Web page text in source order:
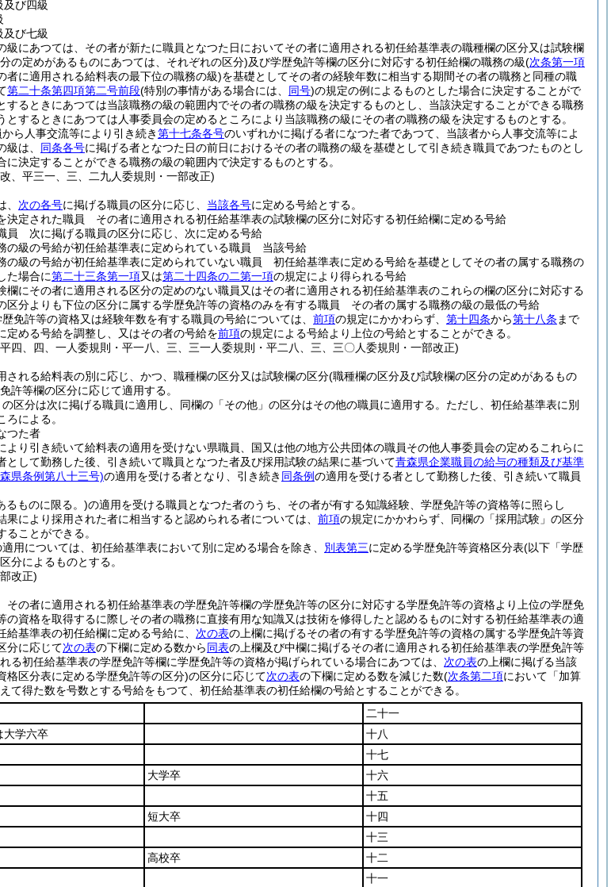
及び四級
及び七級
級にあつては、その者が新たに職員となつた日においてその者に適用される初任給基準表の職種欄の区分又は試験欄
の定めがあるものにあつては、それぞれの区分)及び学歴免許等欄の区分に対応する初任給欄の職務の級(次条第一項
者に適用される給料表の最下位の職務の級)を基礎としてその者の経験年数に相当する期間その者の職務と同種の職
第二十条第四項第二号前段(特別の事情がある場合には、 同号)の規定の例によるものとした場合に決定することがで
するときにあつては当該職務の級の範囲内でその者の職務の級を決定するものとし、当該決定することができる職務
するときにあつては人事委員会の定めるところにより当該職務の級にその者の職務の級を決定するものとする。
ら人事交流等により引き続き第十七条各号のいずれかに掲げる者になつた者であつて、当該者から人事交流等によ
は、 同条各号に掲げる者となつた日の前日におけるその者の職務の級を基礎として引き続き職員であつたものとし
決定することができる職務の級の範囲内で決定するものとする。
、平三一、三、二九人委規則・一部改正)
次の各号に掲げる職員の区分に応じ、 当該各号に定める号給とする。
決定された職員 その者に適用される初任給基準表の試験欄の区分に対応する初任給欄に定める号給
員 次に掲げる職員の区分に応じ、次に定める号給
の級の号給が初任給基準表に定められている職員 当該号給
の級の号給が初任給基準表に定められていない職員 初任給基準表に定める号給を基礎としてその者の属する職務の
た場合に第二十三条第一項又は第二十四条の二第一項の規定により得られる号給
欄にその者に適用される区分の定めのない職員又はその者に適用される初任給基準表のこれらの欄の区分に対応する
区分よりも下位の区分に属する学歴免許等の資格のみを有する職員 その者の属する職務の級の最低の号給
免許等の資格又は経験年数を有する職員の号給については、 前項の規定にかかわらず、 第十四条から第十八条 まで
定める号給を調整し、又はその者の号給を前項の規定による号給より上位の号給とすることができる。
四、四、一人委規則・平一八、三、三一人委規則・平二八、三、三〇人委規則・一部改正)
される給料表の別に応じ、かつ、職種欄の区分又は試験欄の区分(職種欄の区分及び試験欄の区分の定めがあるもの
許等欄の区分に応じて適用する。
区分は次に掲げる職員に適用し、同欄の「その他」の区分はその他の職員に適用する。 ただし、初任給基準表に別
による。
つた者
より引き続いて給料表の適用を受けない県職員、国又は他の地方公共団体の職員その他人事委員会の定めるこれらに
として勤務した後、引き続いて職員となつた者及び採用試験の結果に基づいて青森県企業職員の給与の種類及び基準
県条例第八十三号)の適用を受ける者となり、引き続き 同条例の適用を受ける者として勤務した後、引き続いて職員
るものに限る。)の適用を受ける職員となつた者のうち、その者が有する知識経験、学歴免許等の資格等に照らし
により採用された者に相当すると認められる者については、 前項の規定にかかわらず、同欄の「採用試験」の区分
ことができる。
用については、初任給基準表において別に定める場合を除き、 別表第三に定める学歴免許等資格区分表(以下「学歴
分によるものとする。
改正)
その者に適用される初任給基準表の学歴免許等欄の学歴免許等の区分に対応する学歴免許等の資格より上位の学歴免
の資格を取得するに際しその者の職務に直接有用な知識又は技術を修得したと認めるものに対する初任給基準表の適
基準表の初任給欄に定める号給に、 次の表の上欄に掲げるその者の有する学歴免許等の資格の属する学歴免許等資
分に応じて次の表の下欄に定める数から同表の上欄及び中欄に掲げるその者に適用される初任給基準表の学歴免許等
る初任給基準表の学歴免許等欄に学歴免許等の資格が掲げられている場合にあつては、 次の表の上欄に掲げる当該
格区分表に定める学歴免許等の区分)の区分に応じて次の表の下欄に定める数を減じた数(次条第二項において「加算
て得た数を号数とする号給をもつて、初任給基準表の初任給欄の号給とすることができる。
二十一
大学六卒
十八
十七
大学卒
十六
十五
短大卒
十四
十三
高校卒
十二
十一